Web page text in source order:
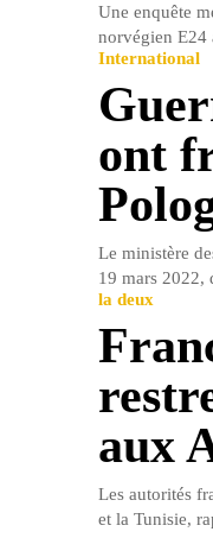
Une enquête
norvégien E24
International
ont
Le ministère
19 mars 2022,
la deux
aux
Les autorités
et la Tunisie,